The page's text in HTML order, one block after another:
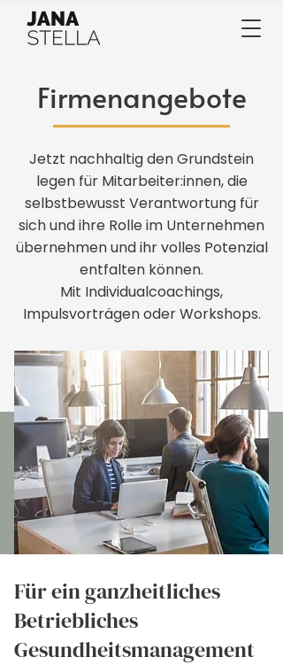
Firmenangebote
Jetzt nachhaltig den Grundstein
legen für Mitarbeiter:innen, die
selbstbewusst Verantwortung für
sich und ihre Rolle im Unternehmen
übernehmen und ihr volles Potenzial
entfalten können.
Mit Individualcoachings,
Impulsvorträgen oder Workshops.
Für ein ganzheitliches
Betriebliches
Gesundheitsmanagement